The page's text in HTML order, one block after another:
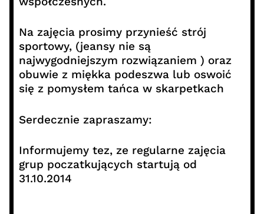
Na zajęcia prosimy przynieść strój
sportowy, (jeansy nie są
najwygodniejszym rozwiązaniem ) oraz
obuwie z miękka podeszwa lub oswoić
się z pomysłem tańca w skarpetkach
Serdecznie zapraszamy:
Informujemy tez, ze regularne zajęcia
grup poczatkujących startują od
31.10.2014